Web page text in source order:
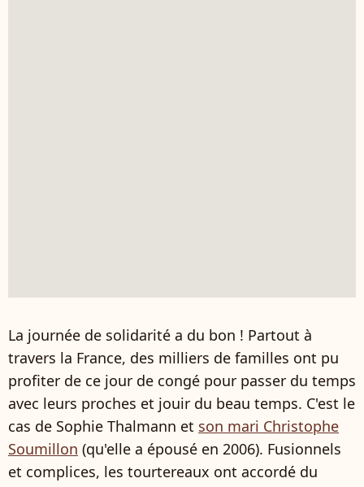
La journée de solidarité a du bon ! Partout à
travers la France, des milliers de familles ont pu
profiter de ce jour de congé pour passer du temps
avec leurs proches et jouir du beau temps. C'est le
cas de Sophie Thalmann et son mari Christophe
Soumillon (qu'elle a épousé en 2006). Fusionnels
et complices, les tourtereaux ont accordé du